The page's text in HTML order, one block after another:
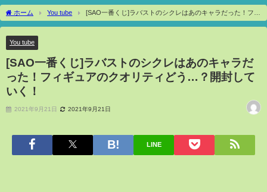
ホーム You tube
[SAO一番くじ]ラバストのシクレはあのキャラだった！フィ
ギュアのクオリティどう…？開封していく！
You tube
[SAO一番くじ]ラバストのシクレはあのキャラだ
った！フィギュアのクオリティどう…？開封して
いく！
2021年9月21日 2021年9月21日
LINE